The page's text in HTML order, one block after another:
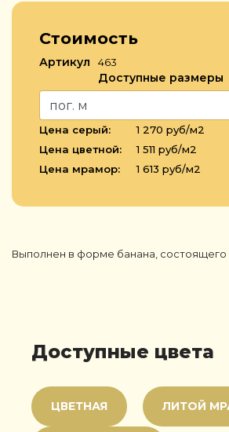
Стоимость
Артикул 463
Доступные размеры
Цена серый:
1 270 руб/м2
Цена цветной:
1 511 руб/м2
Цена мрамор:
1 613 руб/м2
Выполнен в форме банана, состоящего
Доступные цвета
ЦВЕТНАЯ ЛИТОЙ